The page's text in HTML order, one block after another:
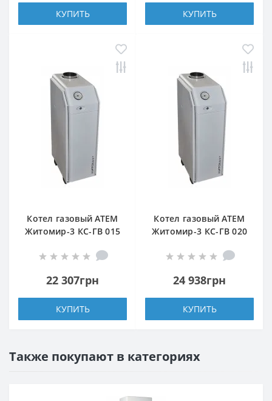
КУПИТЬ КУПИТЬ
Котел газовый АТЕМ
Житомир-3 КС-ГВ 015
22 307грн
КУПИТЬ
Котел газовый АТЕМ
Житомир-3 КС-ГВ 020
24 938грн
КУПИТЬ
Также покупают в категориях